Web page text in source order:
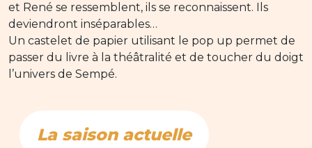
et René se ressemblent, ils se reconnaissent. Ils
deviendront inséparables…
Un castelet de papier utilisant le pop up permet de
passer du livre à la théâtralité et de toucher du doigt
l’univers de Sempé.
La saison actuelle